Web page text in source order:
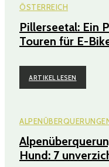
ÖSTERREICH
Pillerseetal: Ein
Touren für E-
ARTIKEL LESEN
Hund: 7